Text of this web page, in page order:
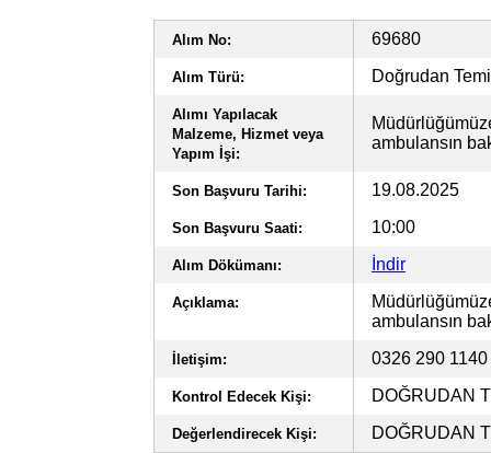
Alım No: 69680
Alım Türü: Doğrudan
Alımı Yapılacak
Malzeme, Hizmet veya
Yapım İşi:
ambulansın
Son Başvuru Tarihi: 19.08.2025
Son Başvuru Saati: 10:00
Alım Dökümanı: İndir
Açıklama:
ambulansın
İletişim: 0326 290 1140
Kontrol Edecek Kişi: DOĞRUDAN
Değerlendirecek Kişi: DOĞRUDAN